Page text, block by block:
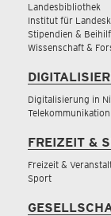
Landesbibliothek
Institut für
Stipendien &
Wissenschaft &
Digitalisierung in
Telekommunikation
FREIZEIT &
Freizeit &
Sport